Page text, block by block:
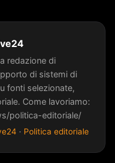
redazione di
di sistemi di
fonti selezionate,
Come lavoriamo:
politica-editoriale/
· Politica editoriale